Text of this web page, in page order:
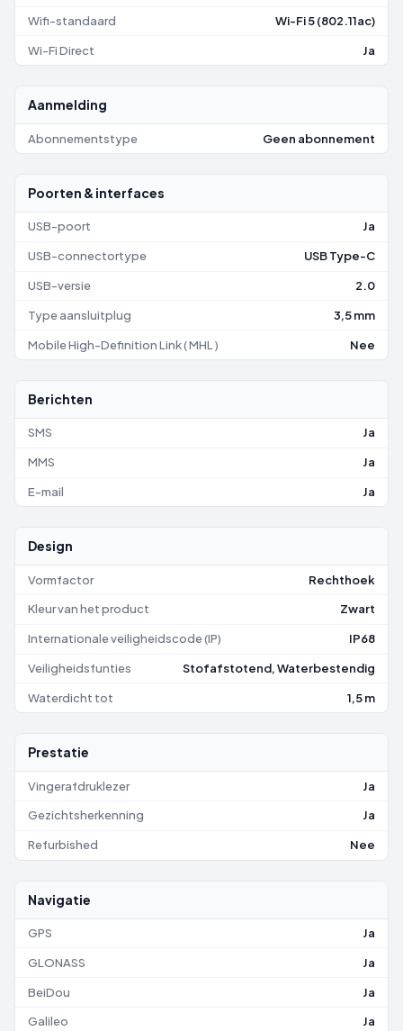
Wifi-standaard Wi-Fi 5 (802.11ac)
Wi-Fi Direct Ja
Aanmelding
Abonnementstype Geen abonnement
Poorten & interfaces
USB-poort Ja
USB-connectortype USB Type-C
USB-versie 2.0
Type aansluitplug 3,5 mm
Mobile High-Definition Link ( MHL ) Nee
Berichten
SMS Ja
MMS Ja
E-mail Ja
Design
Vormfactor Rechthoek
Kleur van het product Zwart
Internationale veiligheidscode (IP) IP68
Veiligheidsfunties Stofafstotend, Waterbestendig
Waterdicht tot 1,5 m
Prestatie
Vingerafdruklezer Ja
Gezichtsherkenning Ja
Refurbished Nee
Navigatie
GPS Ja
GLONASS Ja
BeiDou Ja
Galileo Ja